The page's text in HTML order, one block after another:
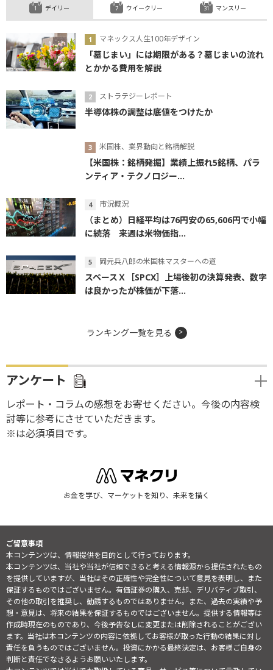
デイリー
マネックス人生100年デザイン
「墓じまい」には期限がある？墓じまいの流れ
とかかる費用を解説
ストラテジーレポート
半導体株の調整は底値をつけたか
米国株、業界動向と銘柄解説
【米国株：銘柄発掘】業績上振れ5銘柄、パラ
ンティア・テクノロジー...
市況概況
（まとめ）日経平均は76円安の65,606円で小幅
に続落 来週は米物価指...
岡元兵八郎の米国株マスターへの道
スペースＸ［SPCX］上場後初の決算発表、数字
は良かったが株価が下落...
ウイークリー マンスリー
ランキング一覧を見る
アンケート
レポート・コラムの感想をお寄せください。今後の内容検
討等に参考にさせていただきます。
※は必須項目です。
お金を学び、マーケットを知り、未来を描く
ご留意事項
本コンテンツは、情報提供を目的として行っております。
本コンテンツは、当社や当社が信頼できると考える情報源から提供されたもの
を提供していますが、当社はその正確性や完全性について意見を表明し、また
保証するものではございません。有価証券の購入、売却、デリバティブ取引、
その他の取引を推奨し、勧誘するものではありません。また、過去の実績や予
想・意見は、将来の結果を保証するものではございません。提供する情報等は
作成時現在のものであり、今後予告なしに変更または削除されることがござい
ます。当社は本コンテンツの内容に依拠してお客様が取った行動の結果に対し
責任を負うものではございません。投資にかかる最終決定は、お客様ご自身の
判断と責任でなさるようお願いいたします。